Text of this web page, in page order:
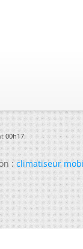
00h17.
:climatiseur